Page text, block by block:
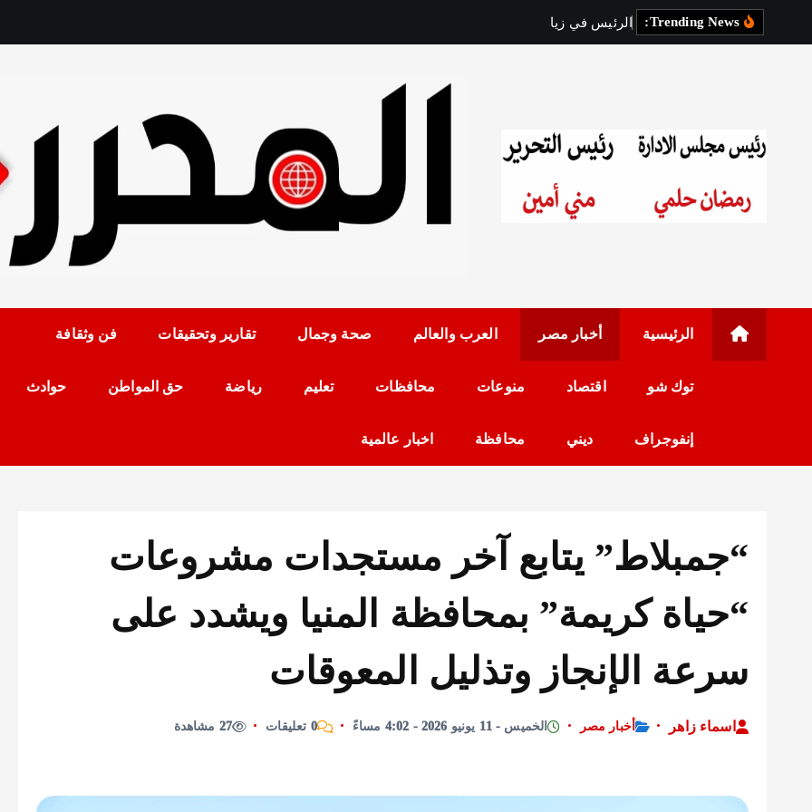
م
لرئيس في ز يا
رئيس مجلس الإدارة: رمضان حلمي رئيس
الرئيسية أخبار مصر العرب والعالم صحة وجمال تقارير وتحقيقات فن وثقافة
توك شو اقتصاد منوعات محافظات تعليم رياضة حق المواطن حوادث
إنفوجراف ديني محافظة اخبار عالمية
“جمبلاط” يتابع آخر مستجدات مشروعات
“حياة كريمة” بمحافظة المنيا ويشدد على
سرعة الإنجاز وتذليل المعوقات
اسماء زاهر أخبار مصر الخميس - 11 يونيو 2026 - 4:02 مساءً 0 تعليقات 27 مشاهدة